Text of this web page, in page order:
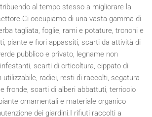
al tempo stesso a migliorare la
occupiamo di una vasta gamma di
tagliata, foglie, rami e potature, tronchi e
piante e fiori appassiti, scarti da attività di
pubblico e privato, legname non
scarti di orticoltura, cippato di
utilizzabile, radici, resti di raccolti, segatura
fronde, scarti di alberi abbattuti, terriccio
ornamentali e materiale organico
dei giardini.I rifiuti raccolti a